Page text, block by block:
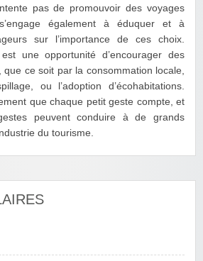
pas de promouvoir des voyages
également à éduquer et à
sur l’importance de ces choix.
une opportunité d’encourager des
que ce soit par la consommation locale,
ou l’adoption d’écohabitations.
que chaque petit geste compte, et
peuvent conduire à de grands
du tourisme.